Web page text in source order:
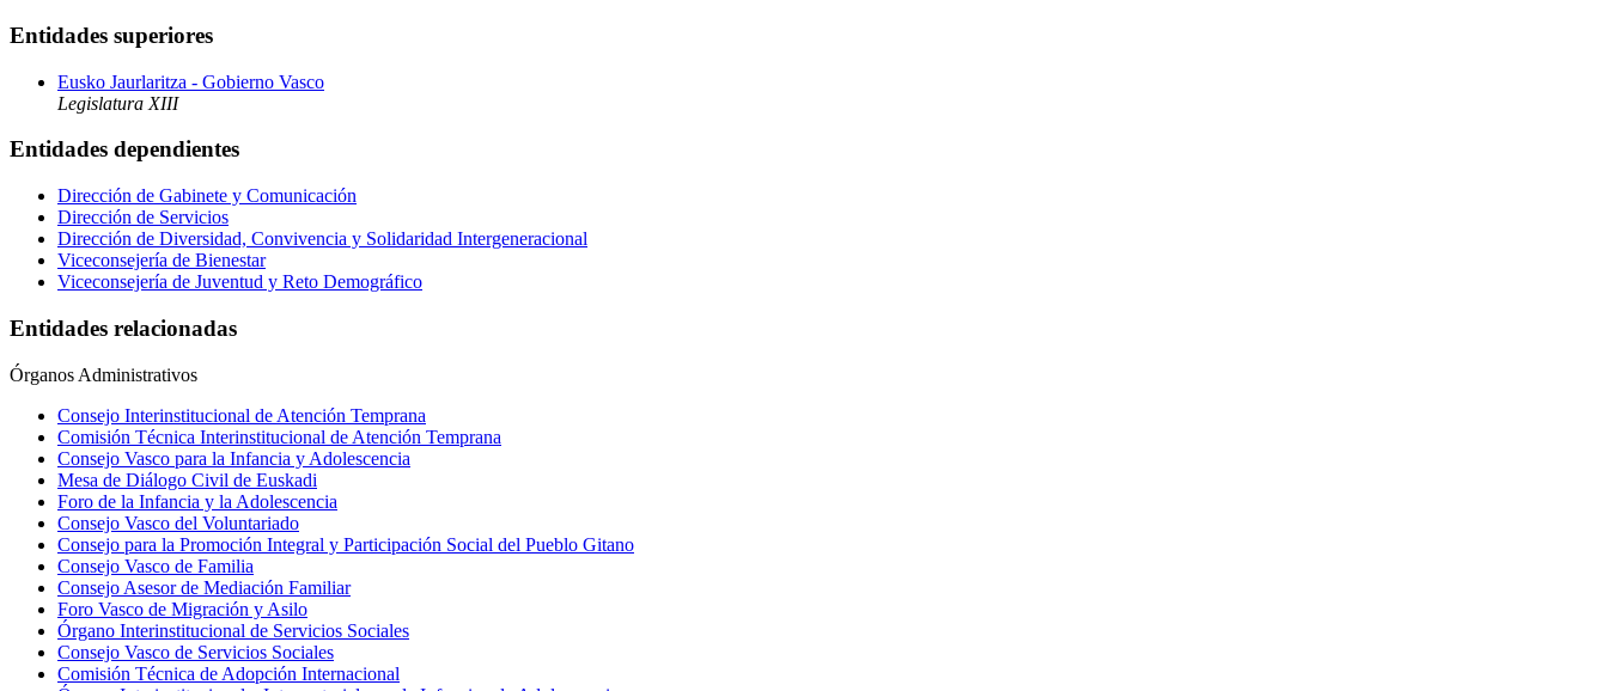
Entidades superiores
Eusko Jaurlaritza - Gobierno Vasco
Legislatura XIII
Entidades dependientes
Dirección de Gabinete y Comunicación
Dirección de Servicios
Dirección de Diversidad, Convivencia y Solidaridad Intergeneracional
Viceconsejería de Bienestar
Viceconsejería de Juventud y Reto Demográfico
Entidades relacionadas
Órganos Administrativos
Consejo Interinstitucional de Atención Temprana
Comisión Técnica Interinstitucional de Atención Temprana
Consejo Vasco para la Infancia y Adolescencia
Mesa de Diálogo Civil de Euskadi
Foro de la Infancia y la Adolescencia
Consejo Vasco del Voluntariado
Consejo para la Promoción Integral y Participación Social del Pueblo Gitano
Consejo Vasco de Familia
Consejo Asesor de Mediación Familiar
Foro Vasco de Migración y Asilo
Órgano Interinstitucional de Servicios Sociales
Consejo Vasco de Servicios Sociales
Comisión Técnica de Adopción Internacional